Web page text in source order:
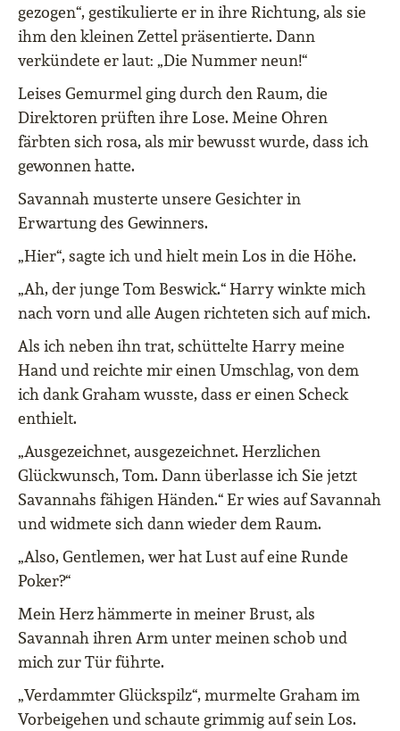
gezogen“, gestikulierte er in ihre Richtung, als sie
ihm den kleinen Zettel präsentierte. Dann
verkündete er laut: „Die Nummer neun!“
Leises Gemurmel ging durch den Raum, die
Direktoren prüften ihre Lose. Meine Ohren
färbten sich rosa, als mir bewusst wurde, dass ich
gewonnen hatte.
Savannah musterte unsere Gesichter in
Erwartung des Gewinners.
„Hier“, sagte ich und hielt mein Los in die Höhe.
„Ah, der junge Tom Beswick.“ Harry winkte mich
nach vorn und alle Augen richteten sich auf mich.
Als ich neben ihn trat, schüttelte Harry meine
Hand und reichte mir einen Umschlag, von dem
ich dank Graham wusste, dass er einen Scheck
enthielt.
„Ausgezeichnet, ausgezeichnet. Herzlichen
Glückwunsch, Tom. Dann überlasse ich Sie jetzt
Savannahs fähigen Händen.“ Er wies auf Savannah
und widmete sich dann wieder dem Raum.
„Also, Gentlemen, wer hat Lust auf eine Runde
Poker?“
Mein Herz hämmerte in meiner Brust, als
Savannah ihren Arm unter meinen schob und
mich zur Tür führte.
„Verdammter Glückspilz“, murmelte Graham im
Vorbeigehen und schaute grimmig auf sein Los.